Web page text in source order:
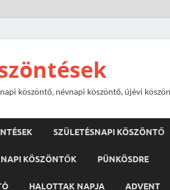
köszöntő, névnapi köszöntő, újévi
SZÜLETÉSNAPI KÖSZÖNTŐ
KÖSZÖNTŐK PÜNKÖSDRE
HALOTTAK NAPJA ADVENT